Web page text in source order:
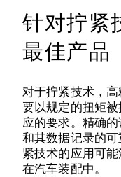
针对拧紧
最佳产品
对于拧紧技术，
要以规定的扭矩
应的要求。精确
和其数据记录的
紧技术的应用可
在汽车装配中。